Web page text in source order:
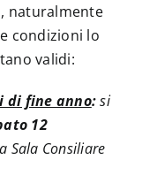
naturalmente
condizioni lo
validi:
di fine anno:si
12
Sala Consiliare